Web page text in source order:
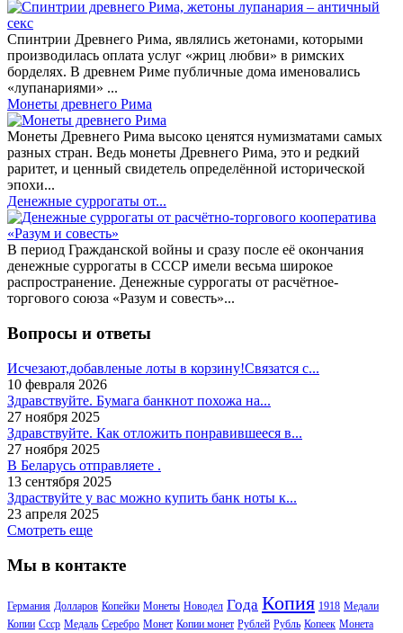
Спинтрии Древнего Рима, являлись жетонами, которыми
производилась оплата услуг «жриц любви» в римских
борделях. В древнем Риме публичные дома именовались
«лупанариями» ...
Монеты древнего Рима
Монеты Древнего Рима высоко ценятся нумизматами самых
разных стран. Ведь монеты Древнего Рима, это и редкий
раритет, и ценный свидетель определённой исторической
эпохи...
Денежные суррогаты от...
В период Гражданской войны и сразу после её окончания
денежные суррогаты в СССР имели весьма широкое
распространение. Денежные суррогаты от расчётное-
торгового союза «Разум и совесть»...
Вопросы и ответы
Исчезают,добавленые лоты в корзину!Связатся с...
10 февраля 2026
Здравствуйте. Бумага банкнот похожа на...
27 ноября 2025
Здравствуйте. Как отложить понравившееся в...
27 ноября 2025
В Беларусь отправляете .
13 сентября 2025
Здраствуйте у вас можно купить банк ноты к...
23 апреля 2025
Смотреть еще
Мы в контакте
Германия Долларов Копейки Монеты Новодел Года Копия 1918 Медали
Копии Ссср Медаль Серебро Монет Копии монет Рублей Рубль Копеек Монета